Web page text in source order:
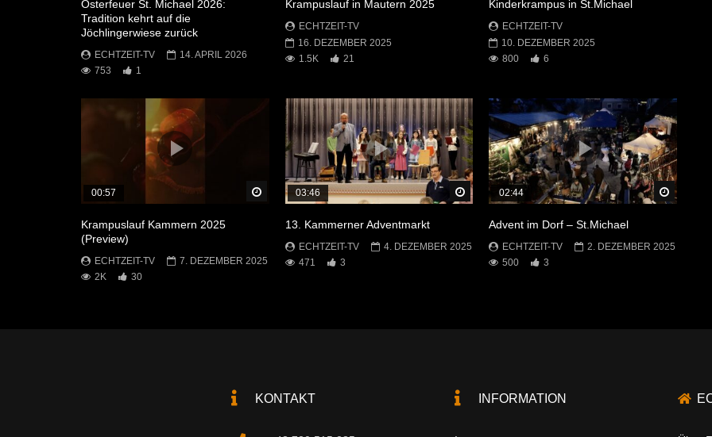
Osterfeuer St. Michael 2026:
Tradition kehrt auf die
Jöchlingerwiese zurück
ECHTZEIT-TV
14. APRIL 2026
753
1
Krampuslauf in Mautern 2025
ECHTZEIT-TV
16. DEZEMBER 2025
1.5K
21
Kinderkrampus in St.Michael
ECHTZEIT-TV
10. DEZEMBER 2025
800
6
Später Ansehen
00:57
Krampuslauf Kammern 2025
(Preview)
ECHTZEIT-TV
7. DEZEMBER 2025
2K
30
Später Ansehen
03:46
13. Kammerner Adventmarkt
ECHTZEIT-TV
4. DEZEMBER 2025
471
3
Später
02:44
Advent im Dorf – St.Michael
ECHTZEIT-TV
2. DEZEMBER 2025
500
3
KONTAKT INFORMATION